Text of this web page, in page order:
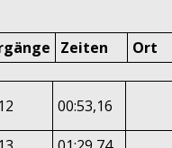
Zeiten Ort
00:53,16